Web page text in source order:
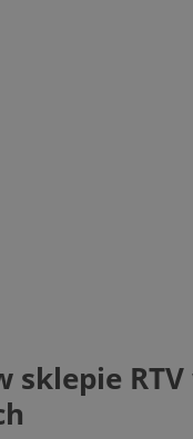
sklepie